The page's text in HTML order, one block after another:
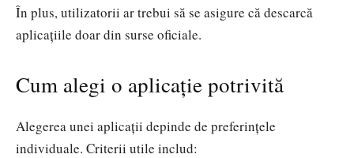
În plus, utilizatorii ar trebui să se asigure că descarcă
aplicațiile doar din surse oficiale.
Cum alegi o aplicație potrivită
Alegerea unei aplicații depinde de preferințele
individuale. Criterii utile includ: